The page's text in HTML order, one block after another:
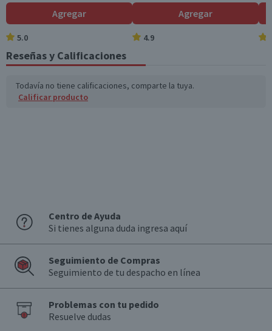
Agregar
5.0
Agregar
4.9
Reseñas y Calificaciones
Todavía no tiene calificaciones, comparte la tuya.
Calificar producto
Centro de Ayuda
Si tienes alguna duda ingresa aquí
Seguimiento de Compras
Seguimiento de tu despacho en línea
Problemas con tu pedido
Resuelve dudas